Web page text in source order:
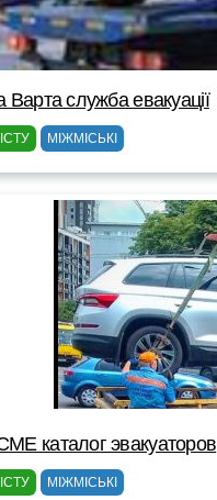
Варта служба евакуації
МІЖМІСЬКІ
каталог эвакуаторов
МІЖМІСЬКІ